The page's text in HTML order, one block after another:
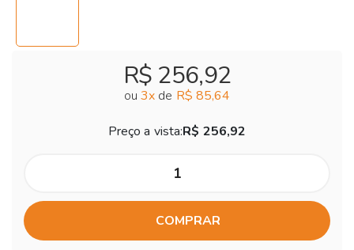
R$ 256,92
ou 3x de R$ 85,64
Preço a vista:R$ 256,92
COMPRAR